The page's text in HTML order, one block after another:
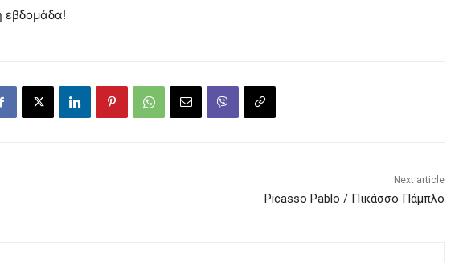
εβδομάδα!
Next article
Picasso Pablo / Πικάσσο Πάμπλο